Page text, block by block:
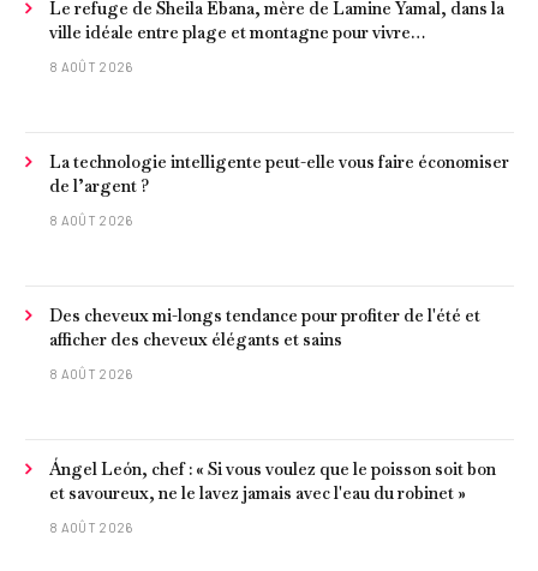
Le refuge de Sheila Ebana, mère de Lamine Yamal, dans la
ville idéale entre plage et montagne pour vivre
tranquillement près de Barcelone
8 AOÛT 2026
La technologie intelligente peut-elle vous faire économiser
de l’argent ?
8 AOÛT 2026
Des cheveux mi-longs tendance pour profiter de l'été et
afficher des cheveux élégants et sains
8 AOÛT 2026
Ángel León, chef : « Si vous voulez que le poisson soit bon
et savoureux, ne le lavez jamais avec l'eau du robinet »
8 AOÛT 2026